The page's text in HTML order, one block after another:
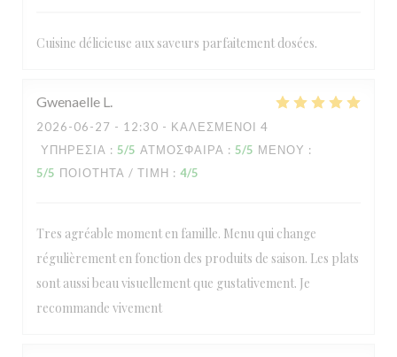
Cuisine délicieuse aux saveurs parfaitement dosées.
Gwenaelle L
2026-06-27 - 12:30 - ΚΑΛΕΣΜΈΝΟΙ 4
ΥΠΗΡΕΣΊΑ : 5/5 ΑΤΜΌΣΦΑΙΡΑ : 5/5 ΜΕΝΟΎ :
5/5 ΠΟΙΌΤΗΤΑ / ΤΙΜΉ : 4/5
Tres agréable moment en famille. Menu qui change
régulièrement en fonction des produits de saison. Les plats
sont aussi beau visuellement que gustativement. Je
recommande vivement